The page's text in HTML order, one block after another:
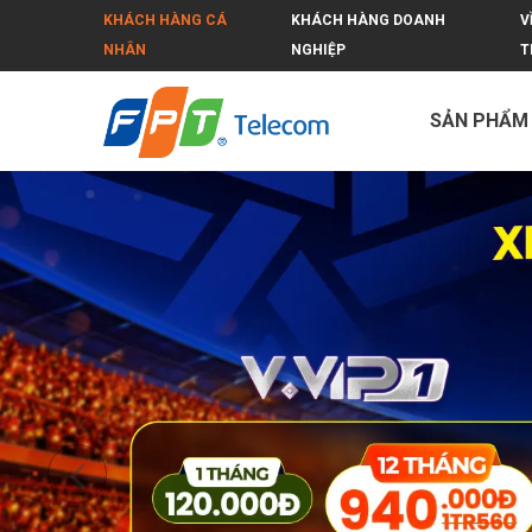
KHÁCH HÀNG CÁ
NHÂN
KHÁCH HÀNG DOANH
NGHIỆP
SẢN PHẨM
FPT Thanh Hóa